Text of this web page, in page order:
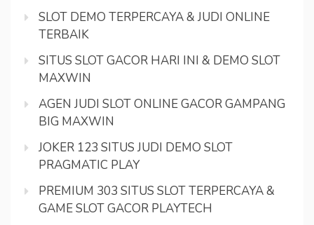
SLOT DEMO TERPERCAYA & JUDI ONLINE
TERBAIK
SITUS SLOT GACOR HARI INI & DEMO SLOT
MAXWIN
AGEN JUDI SLOT ONLINE GACOR GAMPANG
BIG MAXWIN
JOKER 123 SITUS JUDI DEMO SLOT
PRAGMATIC PLAY
PREMIUM 303 SITUS SLOT TERPERCAYA &
GAME SLOT GACOR PLAYTECH